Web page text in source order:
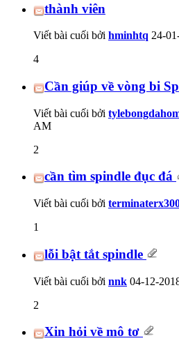
thành viên
Viết bài cuối bởi hminhtq 24-
4
Cần giúp về vòng bi
Viết bài cuối bởi
AM
2
cần tìm spindle đục đá
Viết bài cuối bởi
1
lỗi bật tắt spindle
Viết bài cuối bởi nnk 04-12-
2
Xin hỏi về mô tơ